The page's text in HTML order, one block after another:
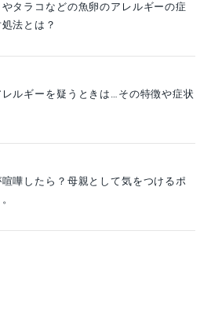
やタラコなどの魚卵のアレルギーの症
法とは？
ルギーを疑うときは…その特徴や症状
嘩したら？母親として気をつけるポ